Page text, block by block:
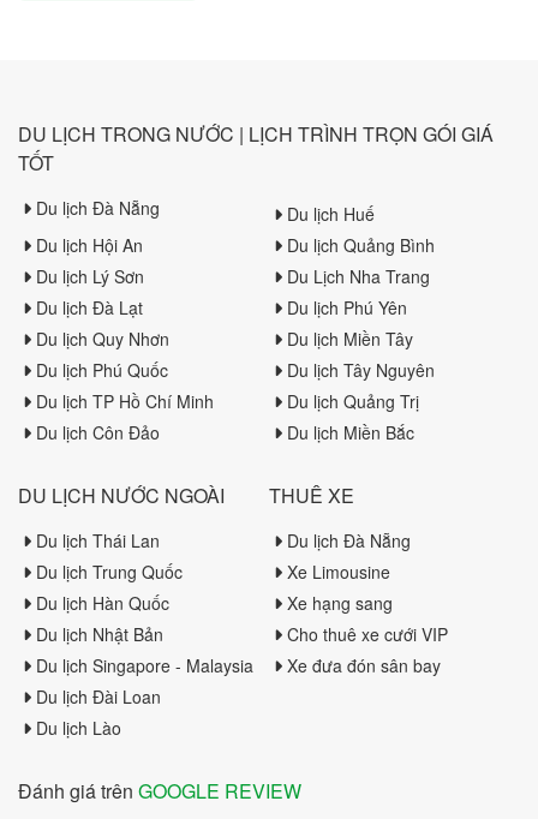
DU LỊCH TRONG NƯỚC | LỊCH TRÌNH TRỌN GÓI GIÁ
TỐT
Du lịch Đà Nẵng
Du lịch Huế
Du lịch Hội An
Du lịch Quảng Bình
Du lịch Lý Sơn
Du Lịch Nha Trang
Du lịch Đà Lạt
Du lịch Phú Yên
Du lịch Quy Nhơn
Du lịch Miền Tây
Du lịch Phú Quốc
Du lịch Tây Nguyên
Du lịch TP Hồ Chí Minh
Du lịch Quảng Trị
Du lịch Côn Đảo
Du lịch Miền Bắc
DU LỊCH NƯỚC NGOÀI
Du lịch Thái Lan
Du lịch Trung Quốc
Du lịch Hàn Quốc
Du lịch Nhật Bản
Du lịch Singapore - Malaysia
Du lịch Đài Loan
Du lịch Lào
THUÊ XE
Du lịch Đà Nẵng
Xe Limousine
Xe hạng sang
Cho thuê xe cưới VIP
Xe đưa đón sân bay
Đánh giá trên GOOGLE REVIEW